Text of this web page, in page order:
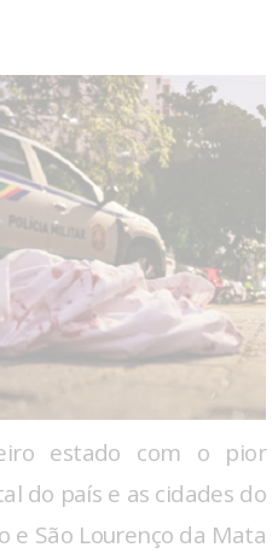
estado com o pior
do país e as cidades do
e São Lourenço da Mata